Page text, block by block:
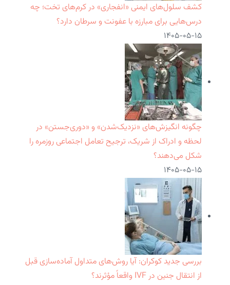
کشف سلول‌های ایمنی «انفجاری» در کرم‌های تخت؛ چه
درس‌هایی برای مبارزه با عفونت و سرطان دارد؟
۱۴۰۵-۰۵-۱۵
چگونه انگیزش‌های «نزدیک‌شدن» و «دوری‌جستن» در
لحظه و ادراک از شریک، ترجیح تعامل اجتماعی روزمره را
شکل می‌دهند؟
۱۴۰۵-۰۵-۱۵
بررسی جدید کوکران: آیا روش‌های متداول آماده‌سازی قبل
از انتقال جنین در IVF واقعاً مؤثرند؟